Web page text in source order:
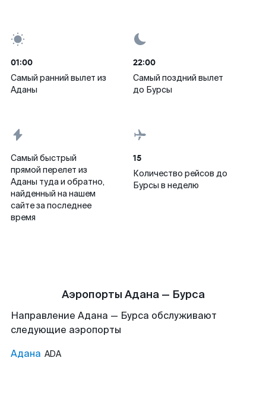
01:00
Самый ранний вылет из
Аданы
22:00
Самый поздний вылет
до Бурсы
Самый быстрый
прямой перелет из
Аданы туда и обратно,
найденный на нашем
сайте за последнее
время
15
Количество рейсов до
Бурсы в неделю
Аэропорты Адана — Бурса
Направление Адана — Бурса обслуживают
следующие аэропорты
Адана ADA